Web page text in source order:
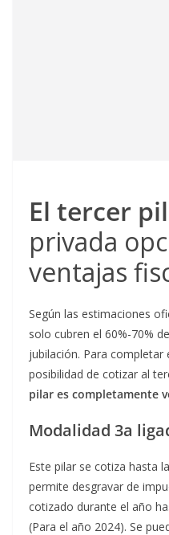
El tercer
privada
ventajas
Según las estimaciones
solo cubren el 60%-70%
jubilación. Para completar
posibilidad de cotizar al
pilar es completamente
Modalidad 3a
Este pilar se cotiza hasta
permite desgravar de
cotizado durante el año
(Para el año 2024). Se